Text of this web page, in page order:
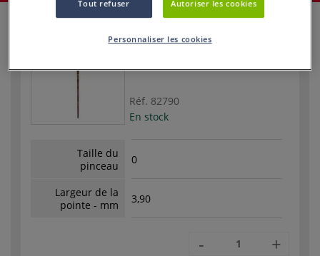
Réf. 82790
En stock
Taille du
pinceau
0
Largeur de la
pointe - mm
3,90
- +
Tout refuser Autoriser les cookies
Personnaliser les cookies